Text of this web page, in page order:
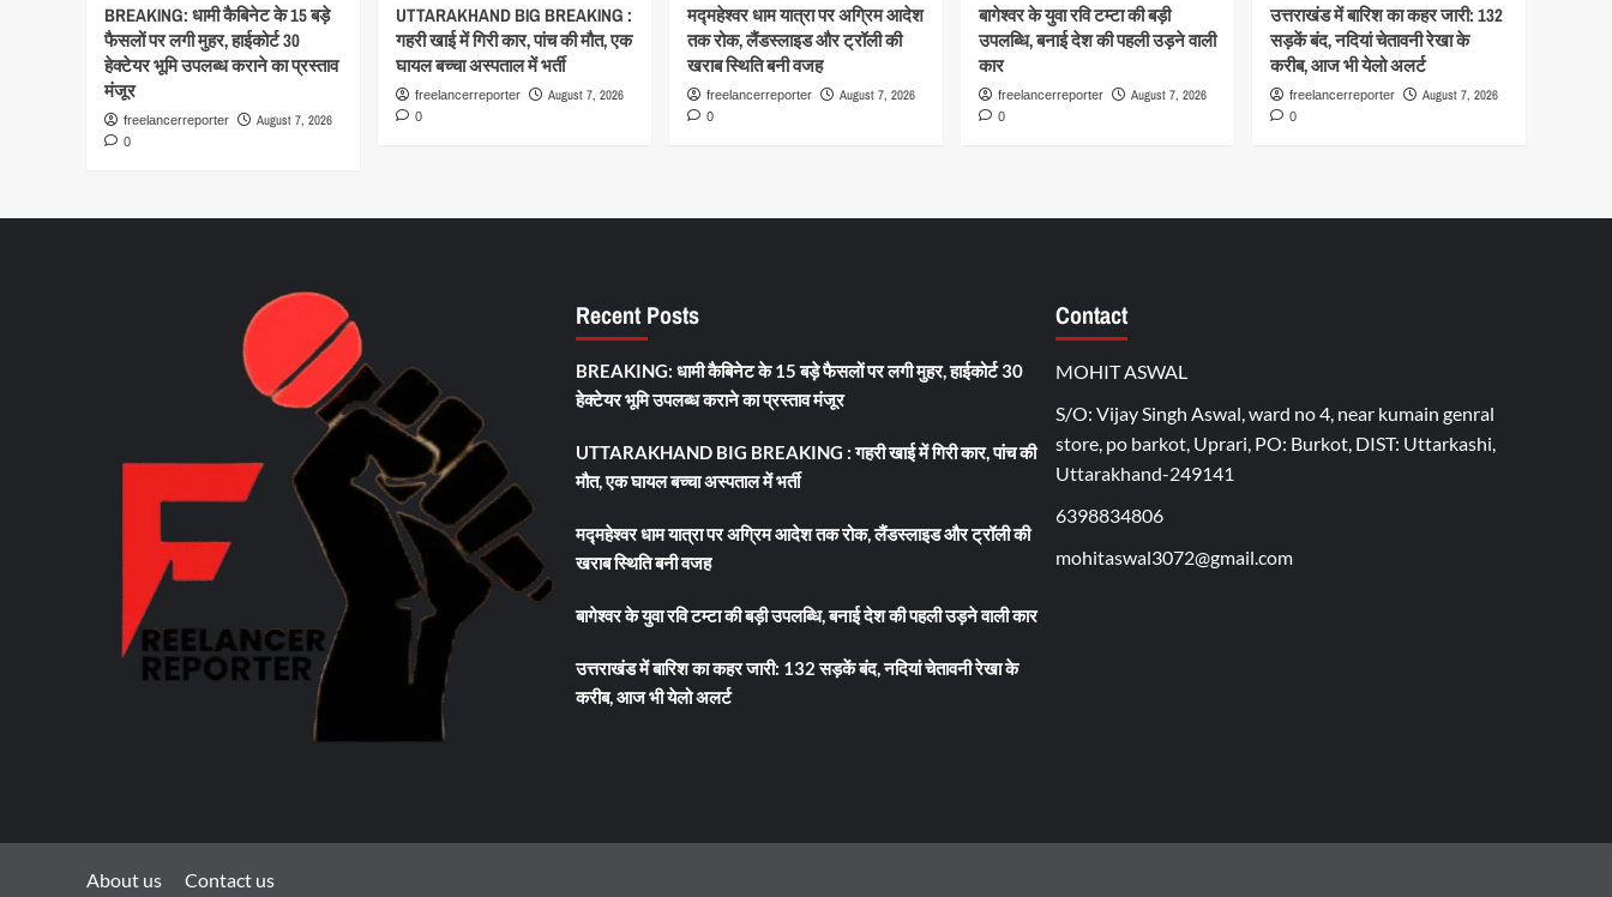
BREAKING: धामी कैबिनेट के 15 बड़े
फैसलों पर लगी मुहर, हाईकोर्ट 30
हेक्टेयर भूमि उपलब्ध कराने का प्रस्ताव
मंजूर
freelancerreporter August 7, 2026
0
UTTARAKHAND BIG BREAKING :
गहरी खाई में गिरी कार, पांच की मौत, एक
घायल बच्चा अस्पताल में भर्ती
freelancerreporter August 7, 2026
0
मद्महेश्वर धाम यात्रा पर अग्रिम आदेश
तक रोक, लैंडस्लाइड और ट्रॉली की
खराब स्थिति बनी वजह
freelancerreporter August 7, 2026
0
बागेश्वर के युवा रवि टम्टा की बड़ी
उपलब्धि, बनाई देश की पहली उड़ने वाली
कार
freelancerreporter August 7, 2026
0
उत्तराखंड में बारिश का कहर जारी: 132
सड़कें बंद, नदियां चेतावनी रेखा के
करीब, आज भी येलो अलर्ट
freelancerreporter August 7, 2026
0
Recent Posts
BREAKING: धामी कैबिनेट के 15 बड़े फैसलों पर लगी मुहर, हाईकोर्ट 30
हेक्टेयर भूमि उपलब्ध कराने का प्रस्ताव मंजूर
UTTARAKHAND BIG BREAKING : गहरी खाई में गिरी कार, पांच की
मौत, एक घायल बच्चा अस्पताल में भर्ती
मद्महेश्वर धाम यात्रा पर अग्रिम आदेश तक रोक, लैंडस्लाइड और ट्रॉली की
खराब स्थिति बनी वजह
बागेश्वर के युवा रवि टम्टा की बड़ी उपलब्धि, बनाई देश की पहली उड़ने वाली कार
उत्तराखंड में बारिश का कहर जारी: 132 सड़कें बंद, नदियां चेतावनी रेखा के
करीब, आज भी येलो अलर्ट
Contact
MOHIT ASWAL
S/O: Vijay Singh Aswal, ward no 4, near kumain genral
store, po barkot, Uprari, PO: Burkot, DIST: Uttarkashi,
Uttarakhand-249141
6398834806
mohitaswal3072@gmail.com
About us Contact us